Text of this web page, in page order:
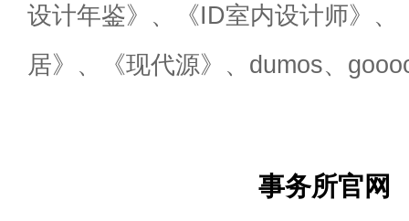
设计年鉴》、《ID室内设计师》、
居》、《现代源》、dumos、
事务所官网